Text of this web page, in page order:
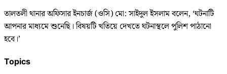
তালতলী থানার অফিসার ইনচার্জ (ওসি) মো: সাইদুল ইসলাম বলেন, ‘ঘটনাটি
আপনার মাধ্যমে শুনেছি। বিষয়টি খতিয়ে দেখতে ঘটনাস্থলে পুলিশ পাঠানো
হবে।’
Topics